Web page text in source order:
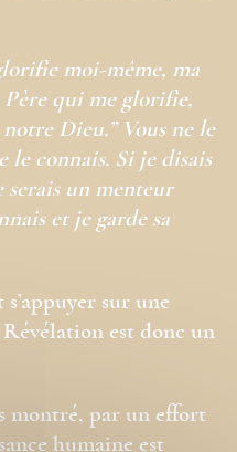
moi-même, ma
Père qui me glorifie,
Dieu.” Vous ne le
le connais. Si je disais
serais un menteur
et je garde sa
sur une
est donc un
montré, par un effort